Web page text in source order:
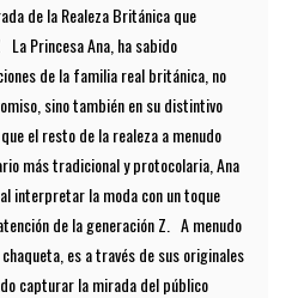
de la Realeza Británica que
La Princesa Ana, ha sabido
de la familia real británica, no
sino también en su distintivo
el resto de la realeza a menudo
más tradicional y protocolaria, Ana
interpretar la moda con un toque
de la generación Z. A menudo
es a través de sus originales
capturar la mirada del público